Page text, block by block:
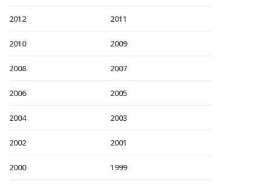
2012 2011
2010 2009
2008 2007
2006 2005
2004 2003
2002 2001
2000 1999